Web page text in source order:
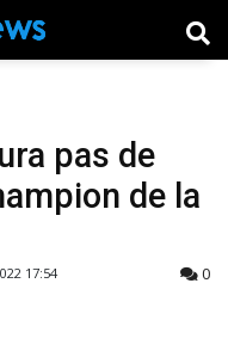
pas de
de la
17:54 0